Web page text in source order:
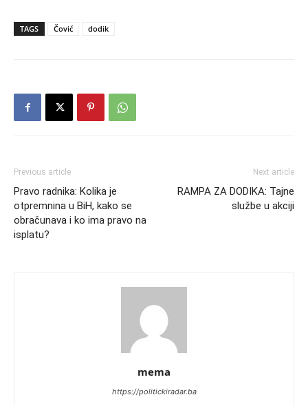
TAGS Čović dodik
Previous article
Pravo radnika: Kolika je
otpremnina u BiH, kako se
obračunava i ko ima pravo na
isplatu?
Next article
RAMPA ZA DODIKA: Tajne
službe u akciji
mema
https://politickiradar.ba